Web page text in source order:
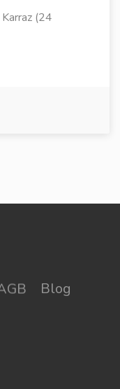
(24
Blog